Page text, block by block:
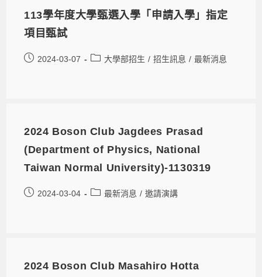
113學年度大學甄選入學「申請入學」指定
項目甄試
2024-03-07 大學部招生 / 招生訊息 / 最新消息
2024 Boson Club Jagdees Prasad
(Department of Physics, National
Taiwan Normal University)-1130319
2024-03-04 最新消息 / 邀請演講
2024 Boson Club Masahiro Hotta